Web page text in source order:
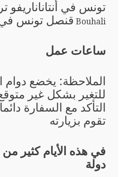
تونس في أنتاناناريفو
Bouhali قنصل تونس
ساعات عمل
الملاحظة: يخضع دوام
للتغير بشكل غير
التأكد مع السفارة
تقوم بزيارته
في هذه الأيام كثير
دولة